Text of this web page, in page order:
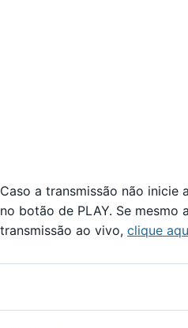
Caso a transmissão não inicie
no botão de PLAY. Se mesmo
transmissão ao vivo, clique